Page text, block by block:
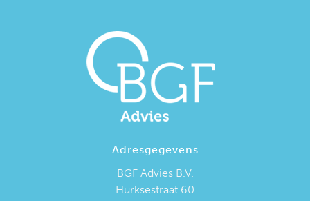
Adresgegevens
BGF Advies B.V.
Hurksestraat 60